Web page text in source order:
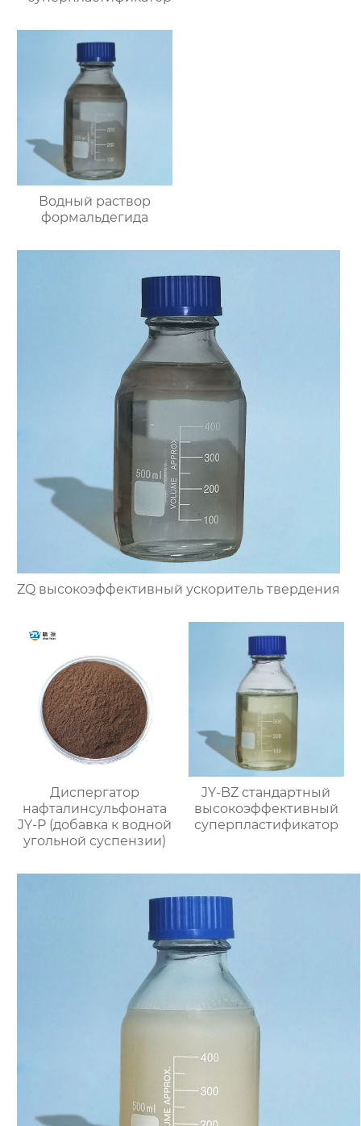
Водный раствор
формальдегида
ZQ высокоэффективный ускоритель твердения
Диспергатор
нафталинсульфоната
JY-P (добавка к водной
угольной суспензии)
JY-BZ стандартный
высокоэффективный
суперпластификатор